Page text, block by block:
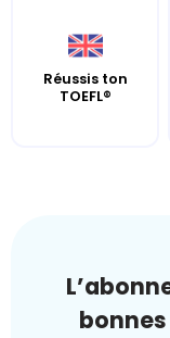
Réussis ton
TOEFL®